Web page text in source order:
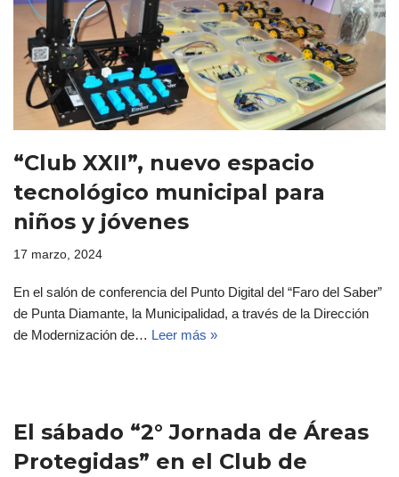
“Club XXII”, nuevo espacio
tecnológico municipal para
niños y jóvenes
17 marzo, 2024
En el salón de conferencia del Punto Digital del “Faro del Saber”
de Punta Diamante, la Municipalidad, a través de la Dirección
de Modernización de… Leer más »
El sábado “2° Jornada de Áreas
Protegidas” en el Club de